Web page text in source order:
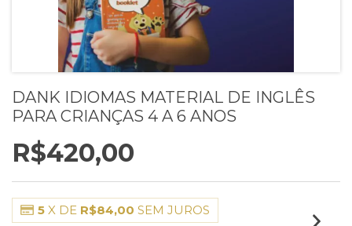
DANK IDIOMAS MATERIAL DE INGLÊS
PARA CRIANÇAS 4 A 6 ANOS
R$420,00
5 X DE R$84,00 SEM JUROS